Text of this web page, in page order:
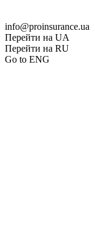
info@proinsurance.ua
Перейти на UA
Перейти на RU
Go to ENG